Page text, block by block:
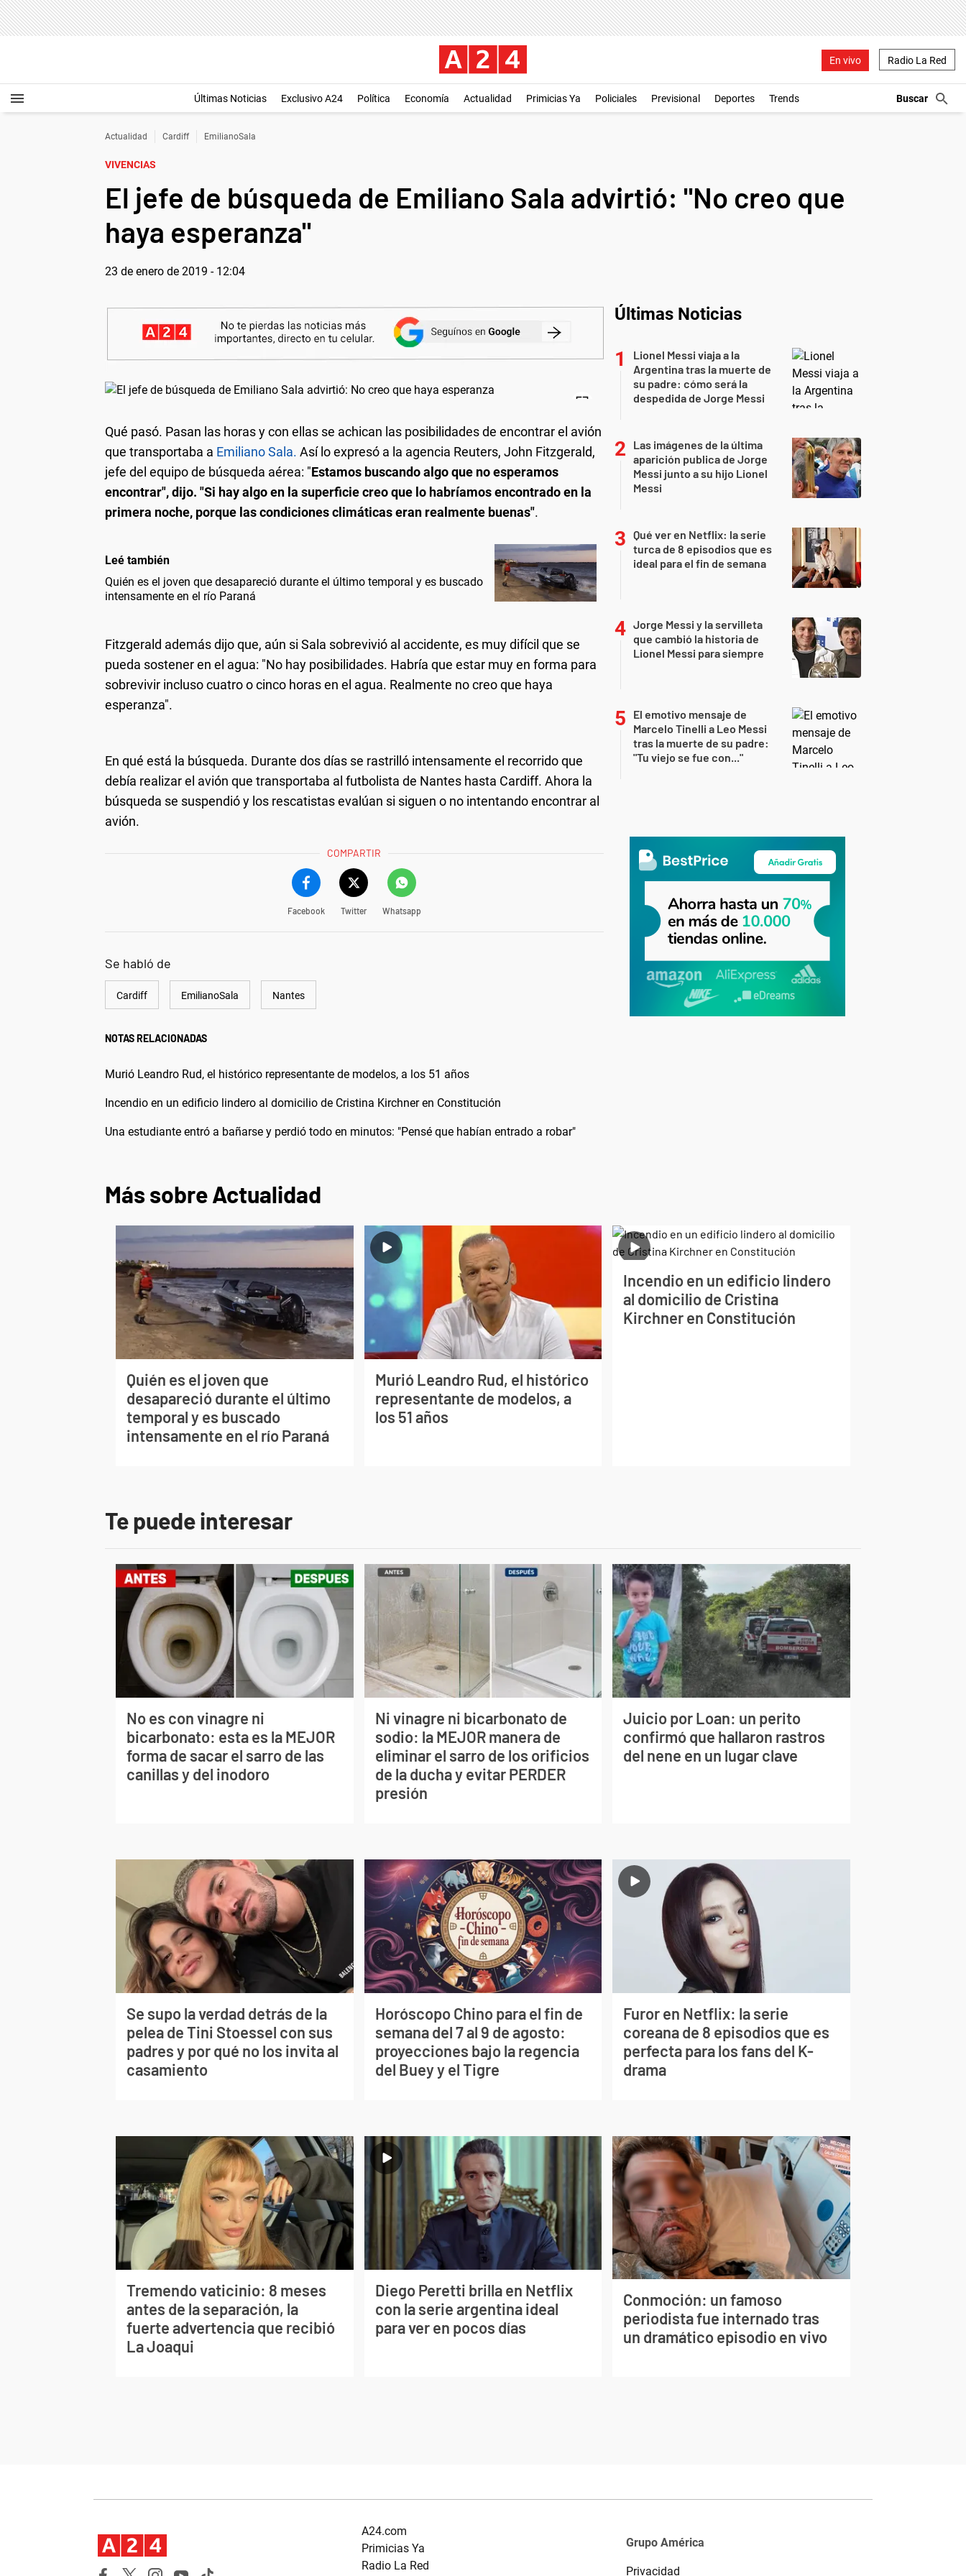
En vivo Radio La Red
Últimas Noticias Exclusivo A24 Política Economía Actualidad Primicias Ya Policiales Previsional Deportes Trends
Actualidad Cardiff EmilianoSala
VIVENCIAS
El jefe de búsqueda de Emiliano Sala advirtió: "No creo que
haya esperanza"
23 de enero de 2019 - 12:04
Qué pasó. Pasan las horas y con ellas se achican las posibilidades de encontrar el avión
que transportaba a Emiliano Sala. Así lo expresó a la agencia Reuters, John Fitzgerald,
jefe del equipo de búsqueda aérea: "Estamos buscando algo que no esperamos
encontrar", dijo. "Si hay algo en la superficie creo que lo habríamos encontrado en la
primera noche, porque las condiciones climáticas eran realmente buenas".
Leé también
Quién es el joven que desapareció durante el último temporal y es buscado
intensamente en el río Paraná
Fitzgerald además dijo que, aún si Sala sobrevivió al accidente, es muy difícil que se
pueda sostener en el agua: "No hay posibilidades. Habría que estar muy en forma para
sobrevivir incluso cuatro o cinco horas en el agua. Realmente no creo que haya
esperanza".
En qué está la búsqueda. Durante dos días se rastrilló intensamente el recorrido que
debía realizar el avión que transportaba al futbolista de Nantes hasta Cardiff. Ahora la
búsqueda se suspendió y los rescatistas evalúan si siguen o no intentando encontrar al
avión.
COMPARTIR
Facebook Twitter Whatsapp
Se habló de
Cardiff EmilianoSala Nantes
NOTAS RELACIONADAS
Murió Leandro Rud, el histórico representante de modelos, a los 51 años
Incendio en un edificio lindero al domicilio de Cristina Kirchner en Constitución
Una estudiante entró a bañarse y perdió todo en minutos: "Pensé que habían entrado a robar"
Últimas Noticias
Lionel Messi viaja a la
Argentina tras la muerte de
su padre: cómo será la
despedida de Jorge Messi
Las imágenes de la última
aparición publica de Jorge
Messi junto a su hijo Lionel
Messi
Qué ver en Netflix: la serie
turca de 8 episodios que es
ideal para el fin de semana
Jorge Messi y la servilleta
que cambió la historia de
Lionel Messi para siempre
El emotivo mensaje de
Marcelo Tinelli a Leo Messi
tras la muerte de su padre:
"Tu viejo se fue con..."
Más sobre Actualidad
Quién es el joven que
desapareció durante el último
temporal y es buscado
intensamente en el río Paraná
Murió Leandro Rud, el histórico
representante de modelos, a
los 51 años
Incendio en un edificio lindero
al domicilio de Cristina
Kirchner en Constitución
Te puede interesar
No es con vinagre ni
bicarbonato: esta es la MEJOR
forma de sacar el sarro de las
canillas y del inodoro
Ni vinagre ni bicarbonato de
sodio: la MEJOR manera de
eliminar el sarro de los orificios
de la ducha y evitar PERDER
presión
Juicio por Loan: un perito
confirmó que hallaron rastros
del nene en un lugar clave
Se supo la verdad detrás de la
pelea de Tini Stoessel con sus
padres y por qué no los invita al
casamiento
Horóscopo Chino para el fin de
semana del 7 al 9 de agosto:
proyecciones bajo la regencia
del Buey y el Tigre
Furor en Netflix: la serie
coreana de 8 episodios que es
perfecta para los fans del K-
drama
Tremendo vaticinio: 8 meses
antes de la separación, la
fuerte advertencia que recibió
La Joaqui
Diego Peretti brilla en Netflix
con la serie argentina ideal
para ver en pocos días
Conmoción: un famoso
periodista fue internado tras
un dramático episodio en vivo
A24.com
Primicias Ya
Radio La Red
Grupo América
Privacidad